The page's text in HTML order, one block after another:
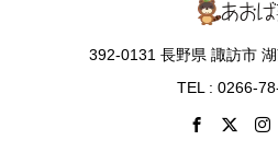
392-0131 長野県 諏訪市
TEL : 0266-